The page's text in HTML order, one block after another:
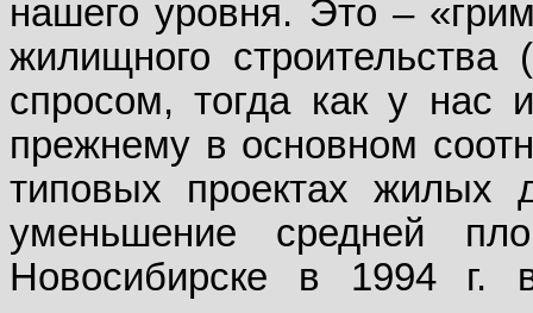
нашего уровня. Это –
жилищного строительства
спросом, тогда как у
прежнему в основном
типовых проектах жилых
уменьшение средней
Новосибирске в 1994